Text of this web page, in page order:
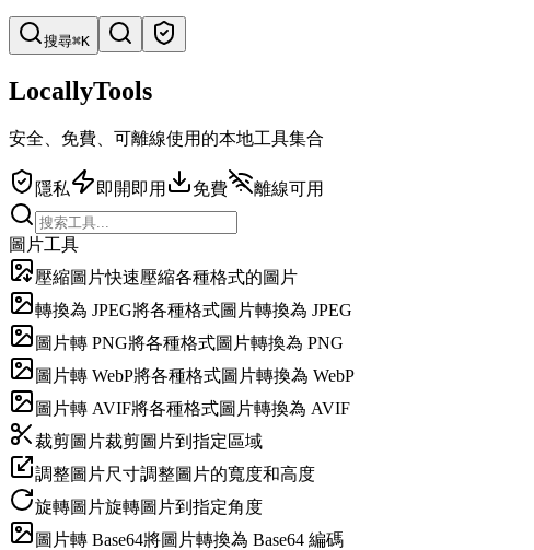
搜尋⌘K
搜索工具
快速搜索工具
LocallyTools
安全、免費、可離線使用的本地工具集合
隱私 即開即用 免費 離線可用
圖片工具
壓縮圖片快速壓縮各種格式的圖片
轉換為 JPEG將各種格式圖片轉換為 JPEG
圖片轉 PNG將各種格式圖片轉換為 PNG
圖片轉 WebP將各種格式圖片轉換為 WebP
圖片轉 AVIF將各種格式圖片轉換為 AVIF
裁剪圖片裁剪圖片到指定區域
調整圖片尺寸調整圖片的寬度和高度
旋轉圖片旋轉圖片到指定角度
圖片轉 Base64將圖片轉換為 Base64 編碼